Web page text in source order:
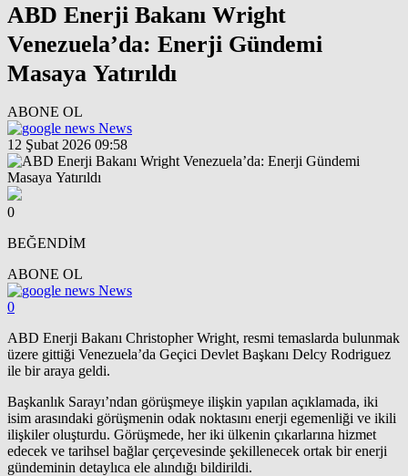
ABD Enerji Bakanı Wright
Venezuela’da: Enerji Gündemi
Masaya Yatırıldı
ABONE OL
News
12 Şubat 2026 09:58
0
BEĞENDİM
ABONE OL
News
0
ABD Enerji Bakanı Christopher Wright, resmi temaslarda bulunmak
üzere gittiği Venezuela’da Geçici Devlet Başkanı Delcy Rodriguez
ile bir araya geldi.
Başkanlık Sarayı’ndan görüşmeye ilişkin yapılan açıklamada, iki
isim arasındaki görüşmenin odak noktasını enerji egemenliği ve ikili
ilişkiler oluşturdu. Görüşmede, her iki ülkenin çıkarlarına hizmet
edecek ve tarihsel bağlar çerçevesinde şekillenecek ortak bir enerji
gündeminin detaylıca ele alındığı bildirildi.